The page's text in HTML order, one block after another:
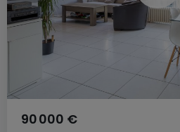
90 000 €